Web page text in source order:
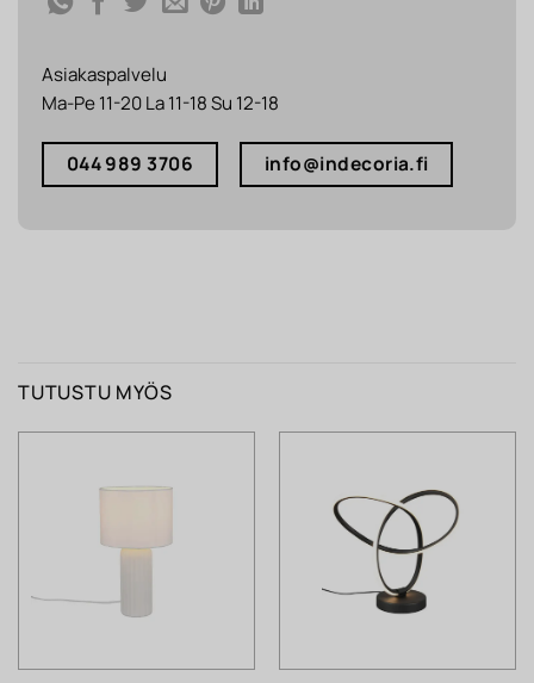
Asiakaspalvelu
Ma-Pe 11-20 La 11-18 Su 12-18
044 989 3706 info@indecoria.fi
TUTUSTU MYÖS